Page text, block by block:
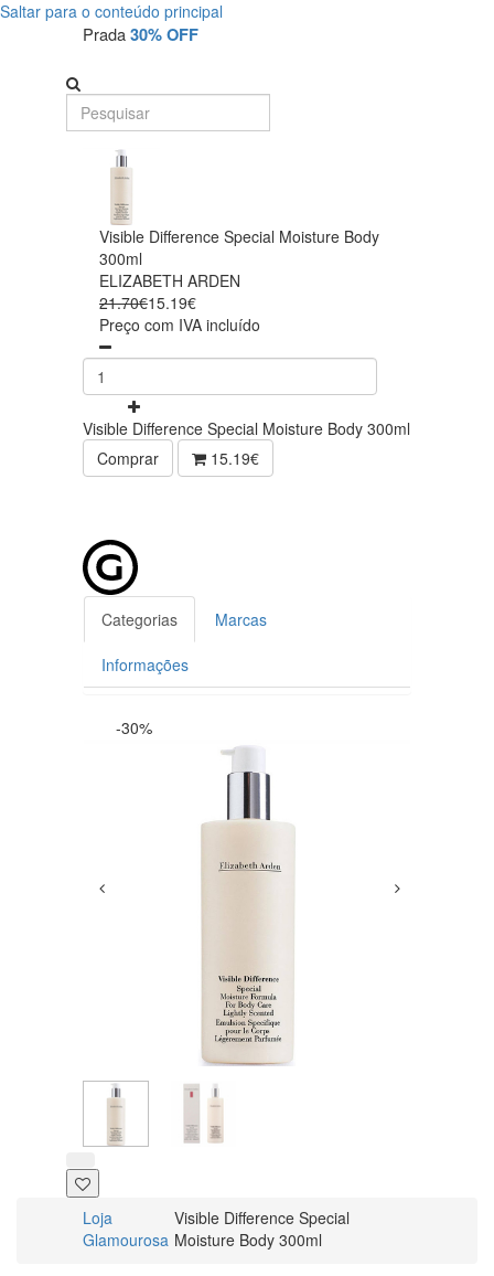
Saltar para o conteúdo principal
Prada30% OFF
Visible Difference Special Moisture Body
300ml
ELIZABETH ARDEN
21.70€15.19€
Preço com IVA incluído
Visible Difference Special Moisture Body 300ml
Comprar
15.19€
Categorias Marcas
Informações
-30%
Loja
Glamourosa
Visible Difference Special
Moisture Body 300ml